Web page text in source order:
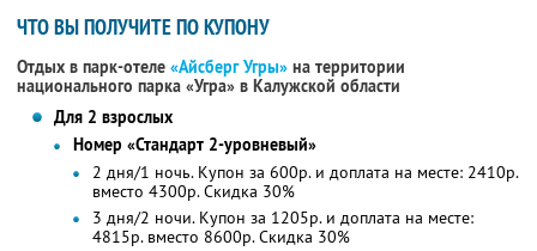
ЧТО ВЫ ПОЛУЧИТЕ ПО КУПОНУ
Отдых в парк-отеле «Айсберг Угры» на территории
национального парка «Угра» в Калужской области
Для 2 взрослых
Номер «Стандарт 2-уровневый»
2 дня/1 ночь. Купон за 600р. и доплата на месте: 2410р.
вместо 4300р.Скидка 30%
3 дня/2 ночи. Купон за 1205р. и доплата на месте:
4815р. вместо 8600р.Скидка 30%